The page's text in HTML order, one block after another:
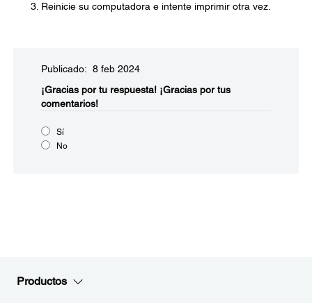
Reinicie su computadora e intente imprimir otra vez.
Publicado: 8 feb 2024
¡Gracias por tu respuesta! ¡Gracias por tus
comentarios!
Sí
No
Productos